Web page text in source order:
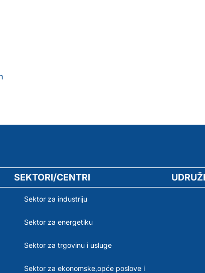
SEKTORI/CENTRI
Sektor za industriju
Sektor za energetiku
Sektor za trgovinu i usluge
Sektor za ekonomske,opće poslove i